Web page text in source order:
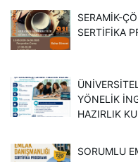
SERAMİK-
SERTİFİKA
YÖNELİK
HAZIRLIK
SORUMLU